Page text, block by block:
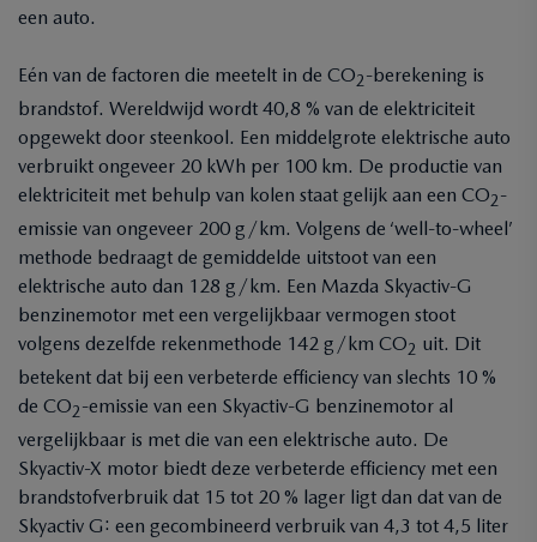
een auto.
Eén van de factoren die meetelt in de CO2-berekening is
brandstof. Wereldwijd wordt 40,8 % van de elektriciteit
opgewekt door steenkool. Een middelgrote elektrische auto
verbruikt ongeveer 20 kWh per 100 km. De productie van
elektriciteit met behulp van kolen staat gelijk aan een CO2-
emissie van ongeveer 200 g/km. Volgens de ‘well-to-wheel’
methode bedraagt de gemiddelde uitstoot van een
elektrische auto dan 128 g/km. Een Mazda Skyactiv-G
benzinemotor met een vergelijkbaar vermogen stoot
volgens dezelfde rekenmethode 142 g/km CO2 uit. Dit
betekent dat bij een verbeterde efficiency van slechts 10 %
de CO2-emissie van een Skyactiv-G benzinemotor al
vergelijkbaar is met die van een elektrische auto. De
Skyactiv-X motor biedt deze verbeterde efficiency met een
brandstofverbruik dat 15 tot 20 % lager ligt dan dat van de
Skyactiv G: een gecombineerd verbruik van 4,3 tot 4,5 liter